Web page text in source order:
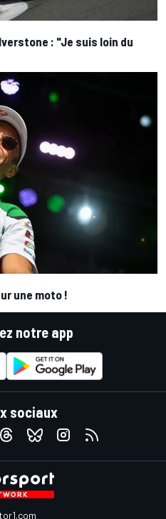
: "Je suis loin du
une moto !
notre app
sociaux